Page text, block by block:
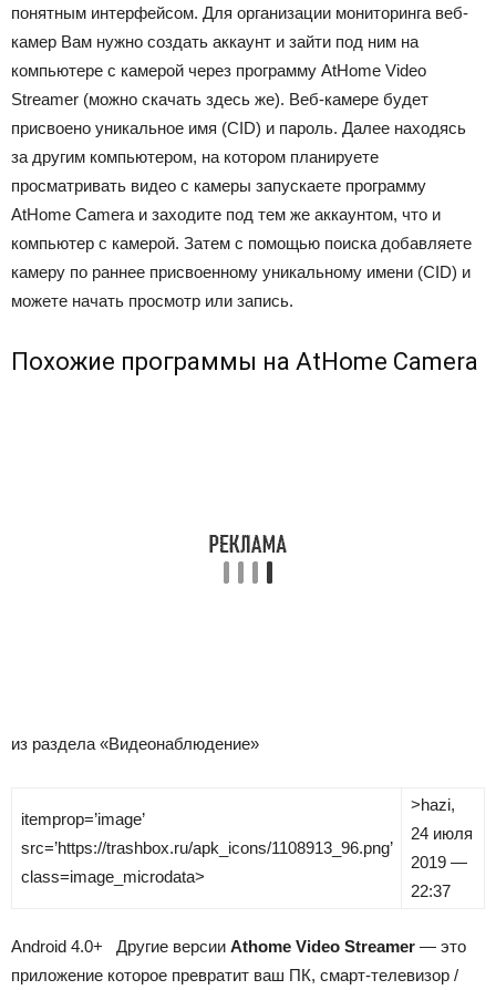
понятным интерфейсом. Для организации мониторинга веб-
камер Вам нужно создать аккаунт и зайти под ним на
компьютере с камерой через программу AtHome Video
Streamer (можно скачать здесь же). Веб-камере будет
присвоено уникальное имя (CID) и пароль. Далее находясь
за другим компьютером, на котором планируете
просматривать видео с камеры запускаете программу
AtHome Camera и заходите под тем же аккаунтом, что и
компьютер с камерой. Затем с помощью поиска добавляете
камеру по раннее присвоенному уникальному имени (CID) и
можете начать просмотр или запись.
Похожие программы на AtHome Camera
из раздела «Видеонаблюдение»
itemprop=’image’
src=’https://trashbox.ru/apk_icons/1108913_96.png’
class=image_microdata>
>hazi,
24 июля
2019 —
22:37
Android 4.0+ Другие версии Athome Video Streamer — это
приложение которое превратит ваш ПК, смарт-телевизор /